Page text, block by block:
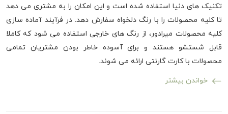
تکنیک های دنیا استفاده شده است و این امکان را به مشتری می دهد
تا کلیه محصولات را با رنگ دلخواه سفارش دهد. در فرآیند آماده سازی
کلیه محصولات میرادور، از رنگ های خارجی استفاده می شود که کاملا
قابل شستشو هستند و برای آسوده خاطر بودن مشتریان تمامی
محصولات با کارت گارنتی ارائه می شوند.
خواندن بیشتر